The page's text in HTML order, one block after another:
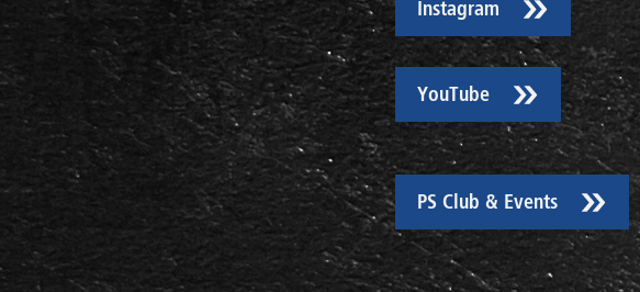
Instagram
YouTube
PS Club & Events